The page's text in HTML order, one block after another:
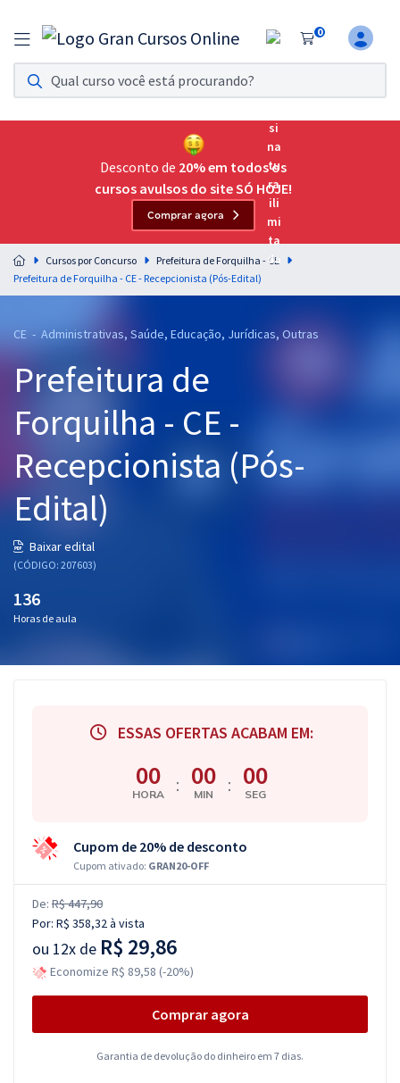
0
Assinatura Ilimitada 11
Acesso a todos os cursos. Teste grátis por 7 dias!
Assinatura OAB Até Passar
Acesso ilimitado a toda preparação para o Exame da
Residências Multiprofissionais
Preparação completa e intensiva para as principais
residências em saúde do Brasil
Cursos 20% OFF
Pós
Graduação
OAB
Conteúdo gratuito
Atendimento
Desconto de 20% em todos os
cursos avulsos do site SÓ HOJE!
Comprar agora
Cursos por Concurso
Prefeitura de Forquilha - CE
Prefeitura de Forquilha - CE - Recepcionista (Pós-Edital)
CE - Administrativas, Saúde, Educação, Jurídicas, Outras
Prefeitura de
Forquilha - CE -
Recepcionista (Pós-
Edital)
Baixar edital
(CÓDIGO: 207603)
136
Horas de aula
ESSAS OFERTAS ACABAM EM:
00
HORA : 00
MIN : 00
SEG
Cupom de 20% de desconto
Cupom ativado: GRAN20-OFF
De: R$ 447,90
Por: R$ 358,32à vista
ou 12x de R$ 29,86
Economize R$ 89,58 (-20%)
Comprar agora
Garantia de devolução do dinheiro em 7 dias.